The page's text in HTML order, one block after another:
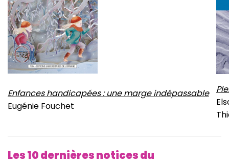
Enfances handicapées : une marge indépassable
Eugénie Fouchet
Les 10 dernières notices du